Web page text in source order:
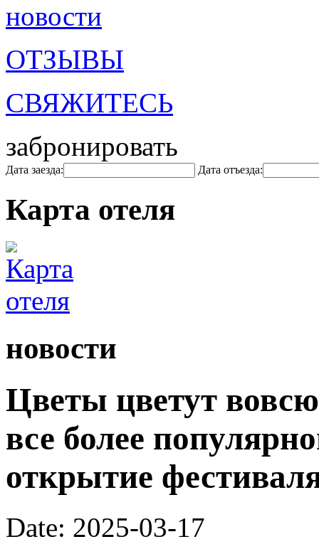
новости
ОТЗЫВЫ
СВЯЖИТЕСЬ
забронировать
Дата заезда: Дата отъезда:
Карта отеля
новости
Цветы цветут
все более
открытие
Date: 2025-03-17